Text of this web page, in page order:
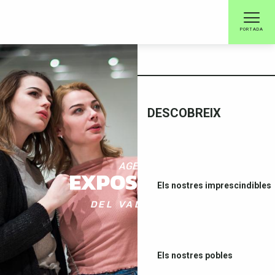
principal
PORTADA
DESCOBREIX
Els nostres imprescindibles
Els nostres pobles
AGENDA
EXPOSICIONS
DEL VALLESPIR